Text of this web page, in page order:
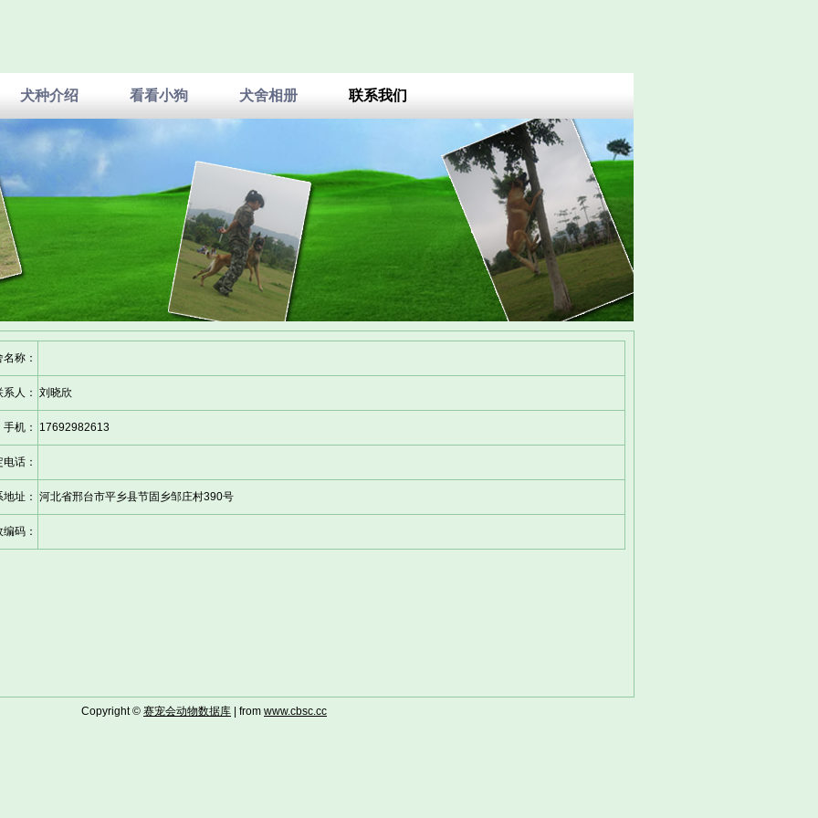
犬种介绍 看看小狗 犬舍相册 联系我们
称：
系人： 刘晓欣
手机： 17692982613
电话：
址： 河北省邢台市平乡县节固乡邹庄村390号
码：
Copyright © 赛宠会动物数据库 | from www.cbsc.cc